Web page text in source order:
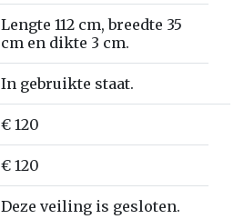
Lengte 112 cm, breedte 35
cm en dikte 3 cm.
In gebruikte staat.
€ 120
€ 120
Deze veiling is gesloten.